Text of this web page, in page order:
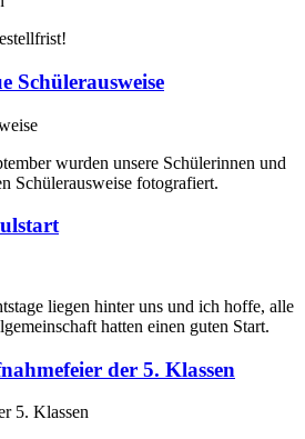
Schülerausweise
wurden unsere Schülerinnen und
Schülerausweise fotografiert.
liegen hinter uns und ich hoffe, alle
hatten einen guten Start.
der 5. Klassen